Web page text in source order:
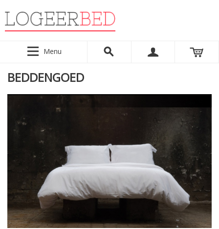
Menu
BEDDENGOED